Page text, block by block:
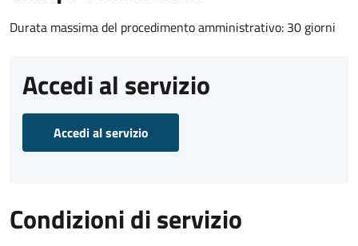
Durata massima del procedimento amministrativo: 30 giorni
Accedi al servizio
Accedi al servizio
Condizioni di servizio